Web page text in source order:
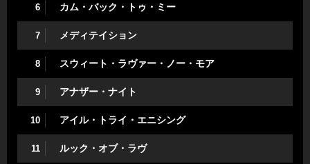
6 カム・バック・トゥ・ミー
7 メディテイション
8 スウィート・ラヴァー・ノー・モア
9 アナザー・ナイト
10 アイル・トライ・エニシング
11 ルック・オブ・ラヴ